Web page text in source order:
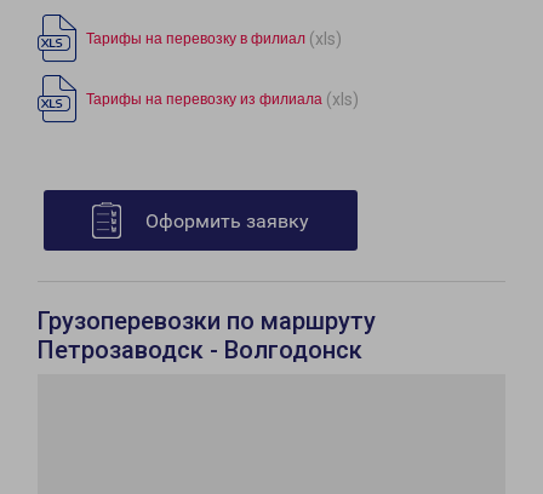
Тарифы на перевозку в филиал (xls)
Тарифы на перевозку из филиала (xls)
Оформить заявку
Грузоперевозки по маршруту
Петрозаводск - Волгодонск